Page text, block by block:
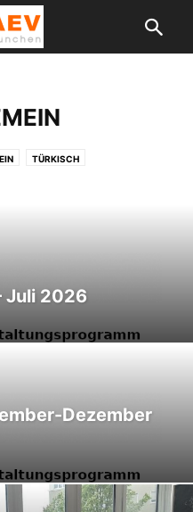
TÜRKISCH
Juli 2026
Dezember